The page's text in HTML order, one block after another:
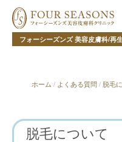
フォーシーズンズ 美容皮膚科/再
ホーム / よくある質問/ 脱毛
脱毛について